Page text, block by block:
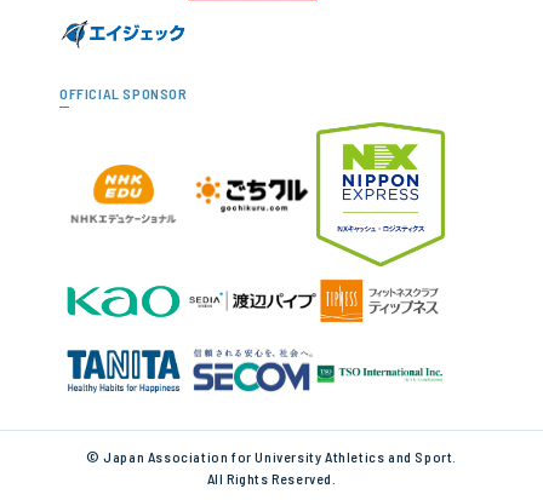
OFFICIAL SPONSOR
© Japan Association for University Athletics and Sport.
All Rights Reserved.